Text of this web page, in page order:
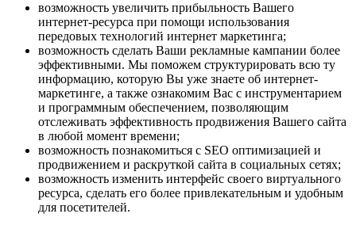
возможность увеличить прибыльность Вашего
интернет-ресурса при помощи использования
передовых технологий интернет маркетинга;
возможность сделать Ваши рекламные кампании более
эффективными. Мы поможем структурировать всю ту
информацию, которую Вы уже знаете об интернет-
маркетинге, а также ознакомим Вас с инструментарием
и программным обеспечением, позволяющим
отслеживать эффективность продвижения Вашего сайта
в любой момент времени;
возможность познакомиться с SEO оптимизацией и
продвижением и раскруткой сайта в социальных сетях;
возможность изменить интерфейс своего виртуального
ресурса, сделать его более привлекательным и удобным
для посетителей.